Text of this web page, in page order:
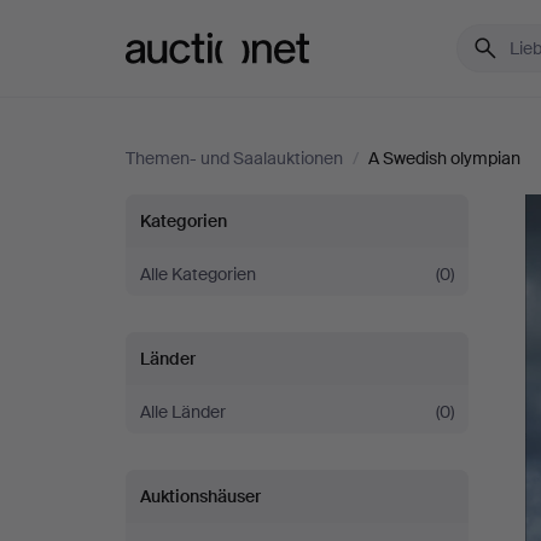
Themen- und Saalauktionen / A Swedish olympian
A
Swedish
olympian
Kategorien
Alle Kategorien (0)
Länder
Alle Länder (0)
Auktionshäuser